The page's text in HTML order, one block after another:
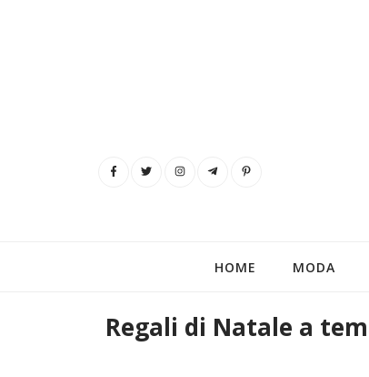
HOME MODA
Regali di Natale a